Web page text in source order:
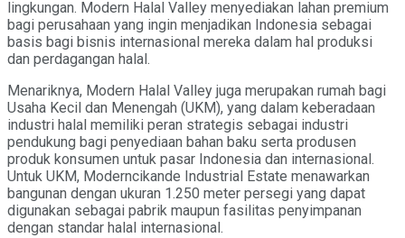
lingkungan. Modern Halal Valley menyediakan lahan premium
bagi perusahaan yang ingin menjadikan Indonesia sebagai
basis bagi bisnis internasional mereka dalam hal produksi
dan perdagangan halal.
Menariknya, Modern Halal Valley juga merupakan rumah bagi
Usaha Kecil dan Menengah (UKM), yang dalam keberadaan
industri halal memiliki peran strategis sebagai industri
pendukung bagi penyediaan bahan baku serta produsen
produk konsumen untuk pasar Indonesia dan internasional.
Untuk UKM, Moderncikande Industrial Estate menawarkan
bangunan dengan ukuran 1.250 meter persegi yang dapat
digunakan sebagai pabrik maupun fasilitas penyimpanan
dengan standar halal internasional.